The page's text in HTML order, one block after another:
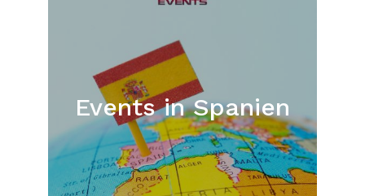
Events in Spanien